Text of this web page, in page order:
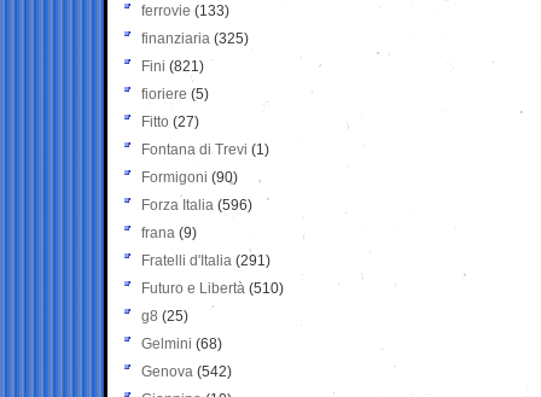
ferrovie (133)
finanziaria (325)
Fini (821)
fioriere (5)
Fitto (27)
Fontana di Trevi (1)
Formigoni (90)
Forza Italia (596)
frana (9)
Fratelli d'Italia (291)
Futuro e Libertà (510)
g8 (25)
Gelmini (68)
Genova (542)